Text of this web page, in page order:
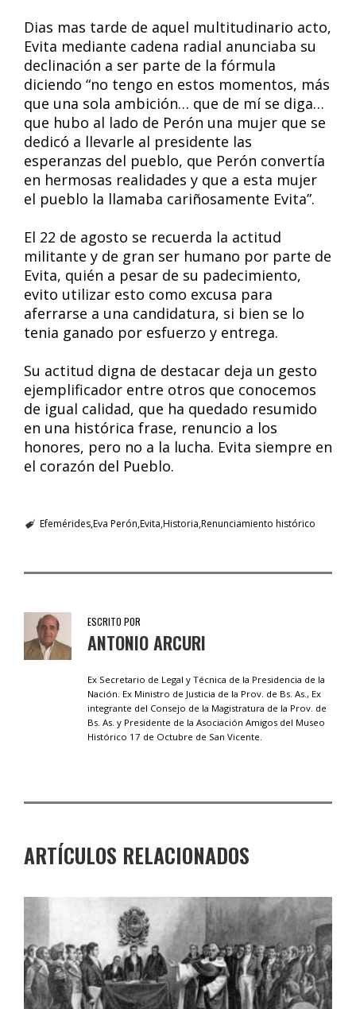
Dias mas tarde de aquel multitudinario acto,
Evita mediante cadena radial anunciaba su
declinación a ser parte de la fórmula
diciendo “no tengo en estos momentos, más
que una sola ambición… que de mí se diga…
que hubo al lado de Perón una mujer que se
dedicó a llevarle al presidente las
esperanzas del pueblo, que Perón convertía
en hermosas realidades y que a esta mujer
el pueblo la llamaba cariñosamente Evita”.
El 22 de agosto se recuerda la actitud
militante y de gran ser humano por parte de
Evita, quién a pesar de su padecimiento,
evito utilizar esto como excusa para
aferrarse a una candidatura, si bien se lo
tenia ganado por esfuerzo y entrega.
Su actitud digna de destacar deja un gesto
ejemplificador entre otros que conocemos
de igual calidad, que ha quedado resumido
en una histórica frase, renuncio a los
honores, pero no a la lucha. Evita siempre en
el corazón del Pueblo.
EfeméridesEva Perón Evita Historia Renunciamiento histórico
ESCRITO POR
ANTONIO ARCURI
Ex Secretario de Legal y Técnica de la Presidencia de la
Nación. Ex Ministro de Justicia de la Prov. de Bs. As., Ex
integrante del Consejo de la Magistratura de la Prov. de
Bs. As. y Presidente de la Asociación Amigos del Museo
Histórico 17 de Octubre de San Vicente.
ARTÍCULOS RELACIONADOS